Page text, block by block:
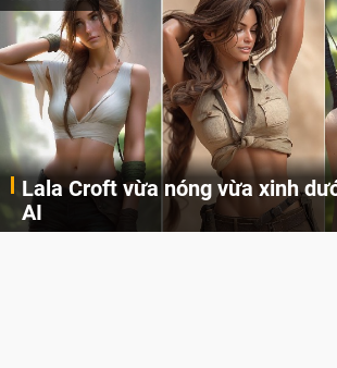
Lala Croft vừa nóng vừa xinh
AI